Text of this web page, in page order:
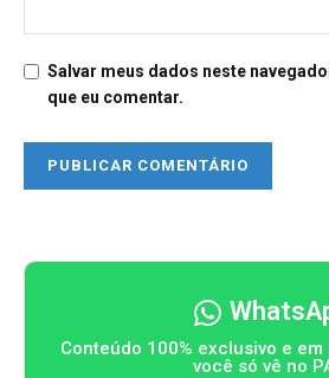
Salvar meus dados neste
que eu comentar.
Conteúdo 100% exclusivo e
você só vê no